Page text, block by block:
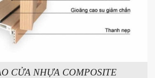
CỬA NHỰA COMPOSITE